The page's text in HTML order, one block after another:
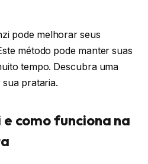
pode melhorar seus
método pode manter suas
tempo. Descubra uma
sua prataria.
e como funciona na